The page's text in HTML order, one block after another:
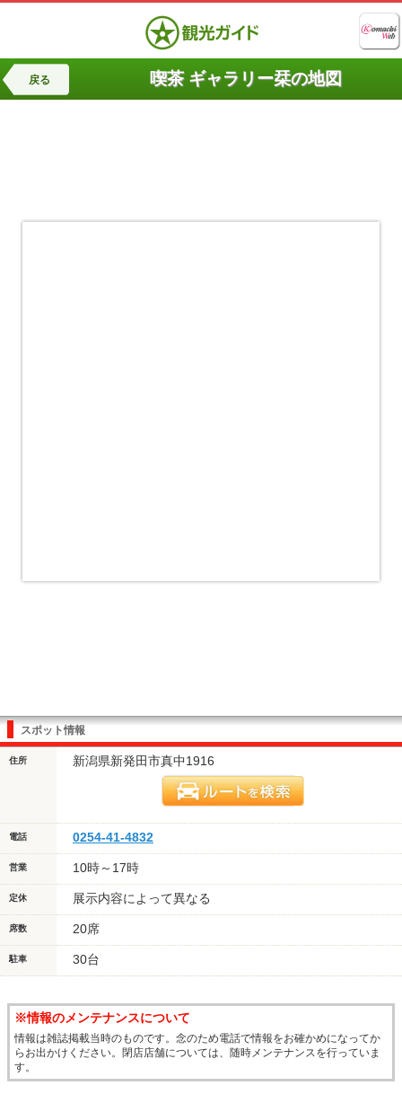
戻る 喫茶 ギャラリー栞の地図
スポット情報
住所 新潟県新発田市真中1916
電話 0254-41-4832
営業 10時～17時
定休 展示内容によって異なる
席数 20席
駐車 30台
※情報のメンテナンスについて
情報は雑誌掲載当時のものです。念のため電話で情報をお確かめになってか
らお出かけください。閉店店舗については、随時メンテナンスを行っていま
す。